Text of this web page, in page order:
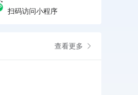
扫码访问小程序
查看更多